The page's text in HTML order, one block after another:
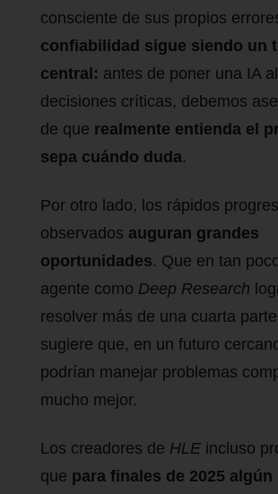
consciente de sus propios
confiabilidad sigue siendo un
central: antes de poner una IA
decisiones críticas, debemos
de que realmente entienda el
sepa cuándo duda.
Por otro lado, los rápidos
observados auguran grandes
oportunidades. Que en tan
agente como Deep Research
resolver más de una cuarta
sugiere que, en un futuro
podrían manejar problemas
mucho mejor.
Los creadores de HLE incluso
que para finales de 2025 algún